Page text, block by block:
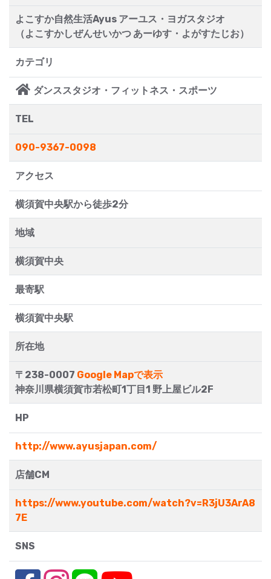
よこすか自然生活Ayus アーユス・ヨガスタジオ
（よこすかしぜんせいかつ あーゆす・よがすたじお）
カテゴリ
ダンススタジオ・フィットネス・スポーツ
TEL
090-9367-0098
アクセス
横須賀中央駅から徒歩2分
地域
横須賀中央
最寄駅
横須賀中央駅
所在地
〒238-0007 Google Mapで表示
神奈川県横須賀市若松町1丁目1 野上屋ビル2F
HP
http://www.ayusjapan.com/
店舗CM
https://www.youtube.com/watch?v=R3jU3ArA8
7E
SNS